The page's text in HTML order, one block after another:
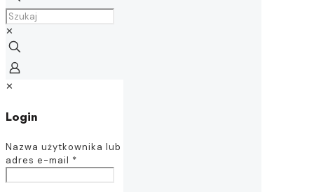
✕
✕
Login
Nazwa użytkownika lub
adres e-mail *